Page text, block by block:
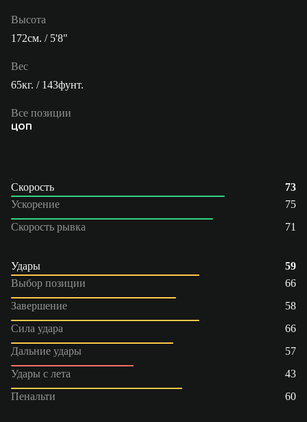
Высота
172см. / 5'8"
Вес
65кг. / 143фунт.
Все позиции
ЦОП
Скорость
73
Ускорение
75
Скорость рывка
71
Удары
59
Выбор позиции
66
Завершение
58
Сила удара
66
Дальние удары
57
Удары с лета
43
Пенальти
60